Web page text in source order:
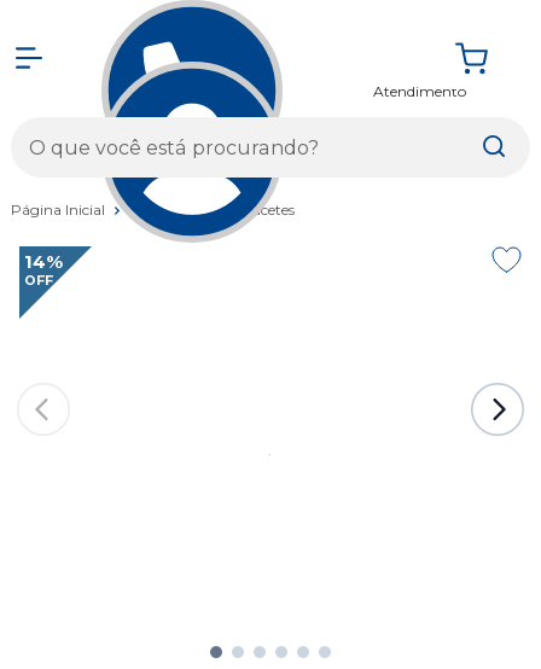
Atendimento
Página Inicial Vestuários Capacetes
14%
OFF